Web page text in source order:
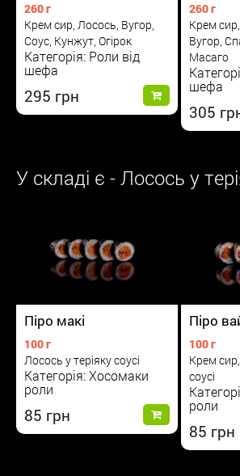
260 г
Крем сир, Лосось, Вугор,
Соус, Кунжут, Огірок
Категорія: Роли від
шефа
295
260 г
Крем
Вугор,
Масаго
шефа
305
У складі є - Лосось у
Піро макі
100 г
Лосось у теріяку соусі
Категорія: Хосомаки
роли
85
Піро
100 г
Крем
соусі
роли
85